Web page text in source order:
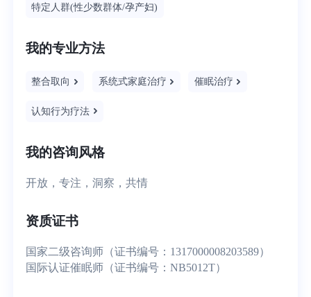
特定人群(性少数群体/孕产妇)
我的专业方法
整合取向 系统式家庭治疗 催眠治疗
认知行为疗法
我的咨询风格
开放，专注，洞察，共情
资质证书
国家二级咨询师（证书编号：1317000008203589）
国际认证催眠师（证书编号：NB5012T）